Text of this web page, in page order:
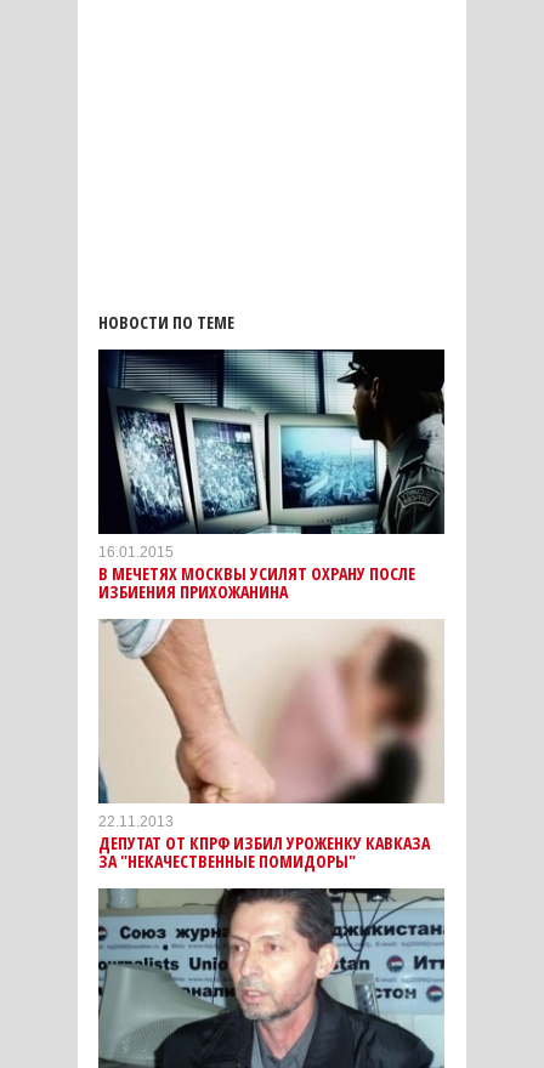
НОВОСТИ ПО ТЕМЕ
16.01.2015
В МЕЧЕТЯХ МОСКВЫ УСИЛЯТ ОХРАНУ ПОСЛЕ
ИЗБИЕНИЯ ПРИХОЖАНИНА
22.11.2013
ДЕПУТАТ ОТ КПРФ ИЗБИЛ УРОЖЕНКУ КАВКАЗА
ЗА "НЕКАЧЕСТВЕННЫЕ ПОМИДОРЫ"